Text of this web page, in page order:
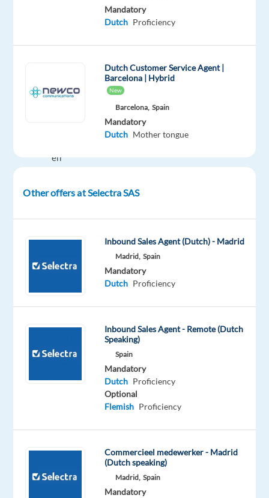
mogelijkheden
en
meest
aanbod
contracten
en
daarnaast
aanbiedingen
voorstellen.
de
om
Mandatory
Dutch Proficiency
Dutch Customer Service Agent |
Barcelona | Hybrid
New
Barcelona, Spain
Mandatory
Dutch Mother tongue
Other offers at Selectra SAS
Inbound Sales Agent (Dutch) - Madrid
Madrid, Spain
Mandatory
Dutch Proficiency
Inbound Sales Agent - Remote (Dutch
Speaking)
Spain
Mandatory
Dutch Proficiency
Optional
Flemish Proficiency
Commercieel medewerker - Madrid
(Dutch speaking)
Madrid, Spain
Mandatory